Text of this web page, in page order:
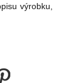
výrobku,